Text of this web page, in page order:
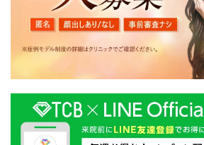
・クリニックの来院予約、医療サー
連商品の販売、アフターケア対応、
対応等のサービス提供のため
・医療サービスの提供に関する他の
及び研究機関との連携のため
・サービス向上を目的とした医療サ
療関連商品に関する患者様へのアン
これに付随する諸対応のため